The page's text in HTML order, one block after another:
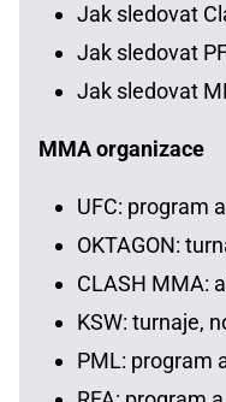
Jak sledovat
Jak sledovat
Jak sledovat
MMA organizace
UFC: program
OKTAGON:
CLASH MMA:
KSW: turnaje,
PML: program